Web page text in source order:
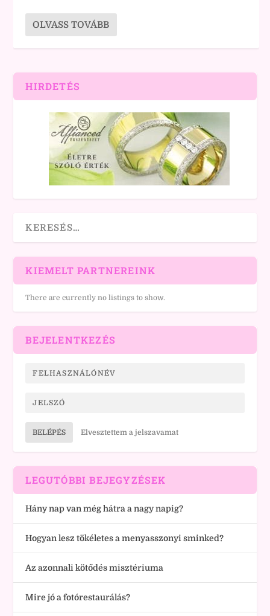
OLVASS TOVÁBB
HIRDETÉS
KIEMELT PARTNEREINK
There are currently no listings to show.
BEJELENTKEZÉS
BELÉPÉS Elvesztettem a jelszavamat
LEGUTÓBBI BEJEGYZÉSEK
Hány nap van még hátra a nagy napig?
Hogyan lesz tökéletes a menyasszonyi sminked?
Az azonnali kötődés misztériuma
Mire jó a fotórestaurálás?